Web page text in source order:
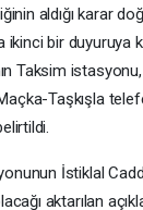
aldığı karar
ikinci bir duyuruya
Taksim
Taşkışla
İstiklal
aktarılan